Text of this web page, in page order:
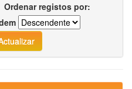
Ordenar registos por: